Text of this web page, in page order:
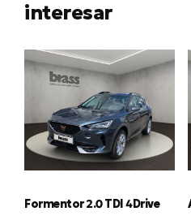
interesar
Formentor 2.0 TDI 4Drive